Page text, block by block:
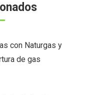
con Naturgas y
de gas